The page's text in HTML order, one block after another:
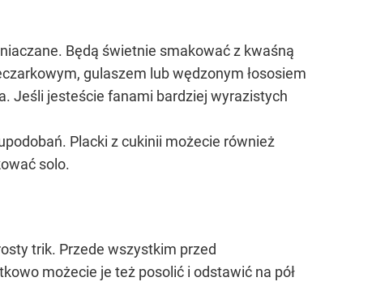
Będą świetnie smakować z kwaśną
gulaszem lub wędzonym łososiem
Jeśli jesteście fanami bardziej wyrazistych
Placki z cukinii możecie również
solo.
trik. Przede wszystkim przed
możecie je też posolić i odstawić na pół